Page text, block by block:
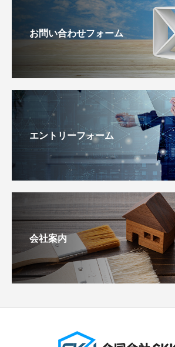
お問い合わせフォーム
エントリーフォーム
会社案内